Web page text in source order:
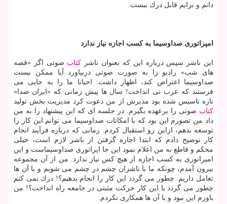
دانم و برایم قابل درك نیست.
امپراتوری صداوسیما به كسب اجازه نیاز ندارد
این ناشر سپس درباره این كه بعنوان ناشر كتاب صوتی اگر «قصه
های شب» رادیو را به صورت صوتی دربیاورد آیا ممكن نیست
صداوسیما اعتراض كند، اظهار داشت: احیانا ما را به جایی می
فرستند كه عرب نی انداخت! سال ها پیش زمانی كه «ایران صدا»
تازه تاسیس شده بود مدیرش از من دعوت كرد مدیریت بخش تولید
كتاب صوتی را برعهده بگیرم. در جلسه ای كه این پیشنهاد را به من
داد من تصورم این بود كه با امكانات صداوسیما می توانم این كار را
توسعه بدهم، ازاین رو استقبال كردم. زمانی كه درباره فرآیند انجام
كار توضیح دادم كه ابتدا اجازه گرفتن از ناشر لازم است، خیلی
محكم و قاطع به من اعلام نمود این جا اپراتوری صداوسیماست و این
امپراتوری به كسب اجازه از هیچ كس نیاز ندارد. من از آن مجموعه
بیرون آمدم، چونكه ما با ناشران چشم در چشم می شویم و با آن ها
تعامل داریم. چطور می گردد این كار را انجام بدهیم؟! درك نمی كنم
چطور می گردد با این كار حركت مثبتی در جامعه راه انداخت؟! من
باورم این نبود و با آن ها همكاری نكردم.